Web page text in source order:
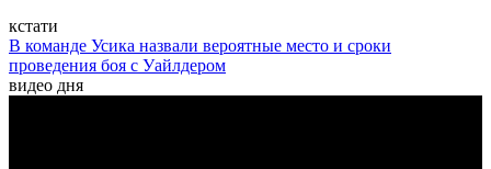
кстати
В команде Усика назвали вероятные место и сроки
проведения боя с Уайлдером
видео дня